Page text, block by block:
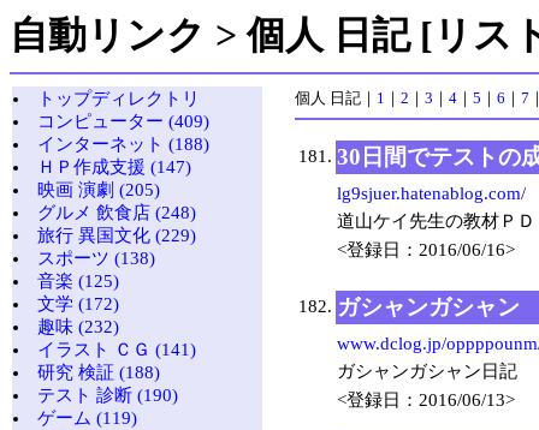
自動リンク > 個人 日記 [リス
トップディレクトリ
コンピューター (409)
インターネット (188)
ＨＰ作成支援 (147)
映画 演劇 (205)
グルメ 飲食店 (248)
旅行 異国文化 (229)
スポーツ (138)
音楽 (125)
文学 (172)
趣味 (232)
イラスト ＣＧ (141)
研究 検証 (188)
テスト 診断 (190)
ゲーム (119)
個人 日記 ｜ 1 ｜ 2 ｜ 3 ｜ 4 ｜ 5 ｜ 6 ｜ 7
181. 30日間でテストの
lg9sjuer.hatenablog.com/
道山ケイ先生の教材Ｐ
<登録日：2016/06/16>
182. ガシャンガシャン
www.dclog.jp/
ガシャンガシャン日記
<登録日：2016/06/13>